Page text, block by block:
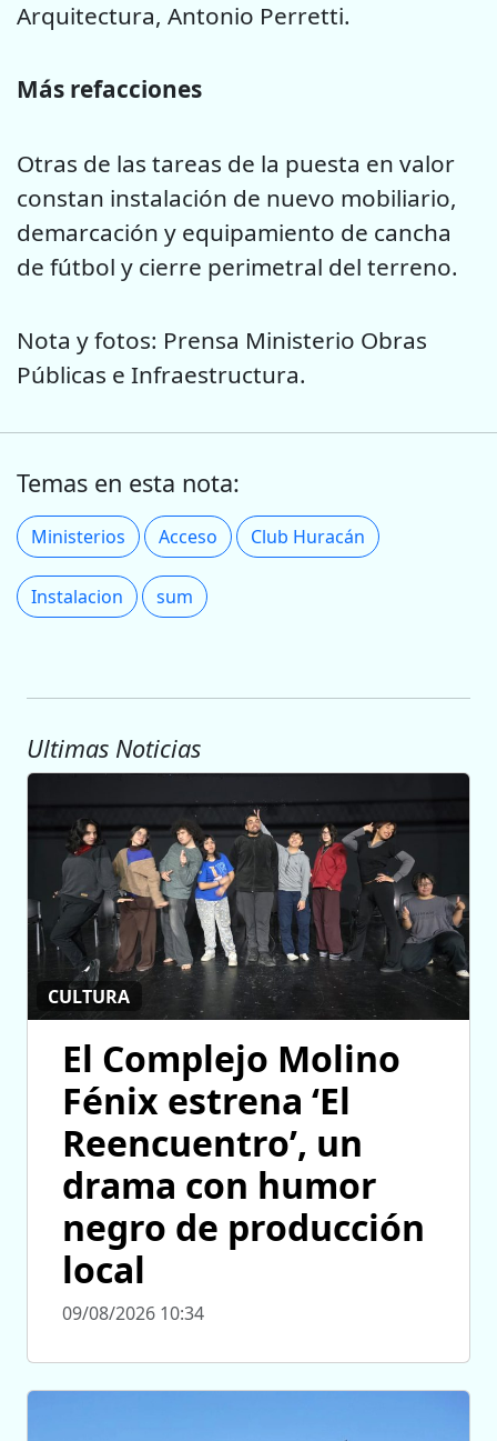
Arquitectura, Antonio Perretti.
Más refacciones
Otras de las tareas de la puesta en valor
constan instalación de nuevo mobiliario,
demarcación y equipamiento de cancha
de fútbol y cierre perimetral del terreno.
Nota y fotos: Prensa Ministerio Obras
Públicas e Infraestructura.
Temas en esta nota:
Ministerios Acceso Club Huracán
Instalacion sum
Ultimas Noticias
CULTURA
El Complejo Molino
Fénix estrena ‘El
Reencuentro’, un
drama con humor
negro de producción
local
09/08/2026 10:34